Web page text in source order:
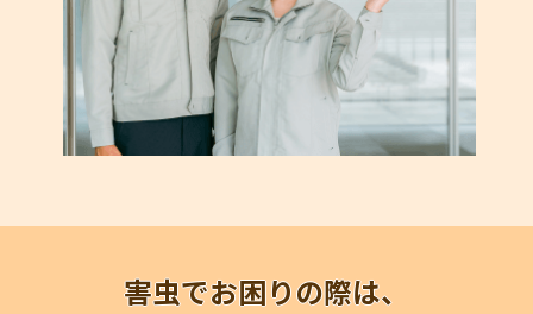
害虫でお困りの際は、